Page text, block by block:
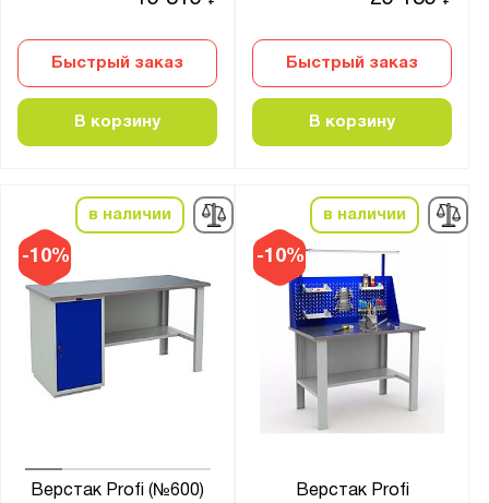
Быстрый заказ
В корзину
Быстрый заказ
В корзину
-10%
в наличии
Верстак Profi (№600)
-10%
в наличии
Верстак Profi
Фанера 30 мм + Оц. лист 1.5 мм
Фанера 30 мм + Оц. лист 3 мм
Фанера 30 мм + крашенный лист металла 3
Фанера 30 мм + стальная окрашенная
накладка 6 мм
Фанера 40 мм+лак
Фанера 40 мм+сталь 3 мм
Фанера 40 мм + стальная накладка 5 мм
Фаннера 30 мм + резиновое покрытие 5 мм
оцинкованная ДСП 24 мм (ЦДСП)